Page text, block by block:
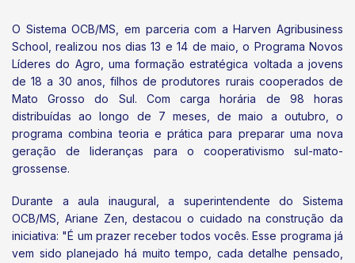
O Sistema OCB/MS, em parceria com a Harven Agribusiness
School, realizou nos dias 13 e 14 de maio, o Programa Novos
Líderes do Agro, uma formação estratégica voltada a jovens
de 18 a 30 anos, filhos de produtores rurais cooperados de
Mato Grosso do Sul. Com carga horária de 98 horas
distribuídas ao longo de 7 meses, de maio a outubro, o
programa combina teoria e prática para preparar uma nova
geração de lideranças para o cooperativismo sul-mato-
grossense.
Durante a aula inaugural, a superintendente do Sistema
OCB/MS, Ariane Zen, destacou o cuidado na construção da
iniciativa: "É um prazer receber todos vocês. Esse programa já
vem sido planejado há muito tempo, cada detalhe pensado,